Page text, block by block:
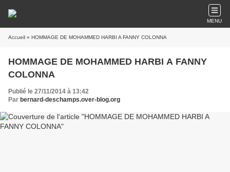
MENU
Accueil » HOMMAGE DE MOHAMMED HARBI A FANNY COLONNA
HOMMAGE DE MOHAMMED HARBI A FANNY
COLONNA
Publié le 27/11/2014 à 13:42
Par bernard-deschamps.over-blog.org